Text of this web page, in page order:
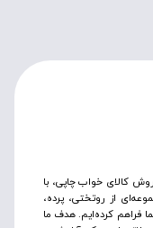
کالای خواب چاپی، با
از روتختی‌، پرده،
فراهم کرده‌ایم. هدف ما